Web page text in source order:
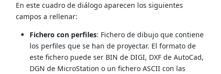
En este cuadro de diálogo aparecen los siguientes
campos a rellenar:
Fichero con perfiles: Fichero de dibujo que contiene
los perfiles que se han de proyectar. El formato de
este fichero puede ser BIN de DIGI, DXF de AutoCad,
DGN de MicroStation o un fichero ASCII con las